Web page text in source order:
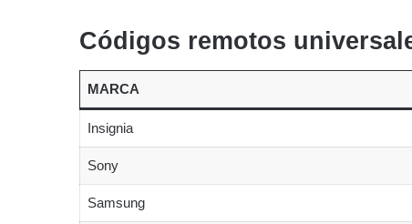
Códigos remotos
MARCA
Insignia
Sony
Samsung